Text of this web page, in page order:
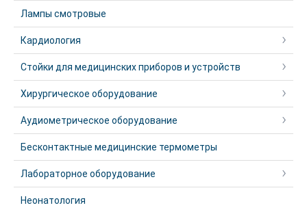
Лампы смотровые
Кардиология
Стойки для медицинских приборов и устройств
Хирургическое оборудование
Аудиометрическое оборудование
Бесконтактные медицинские термометры
Лабораторное оборудование
Неонатология